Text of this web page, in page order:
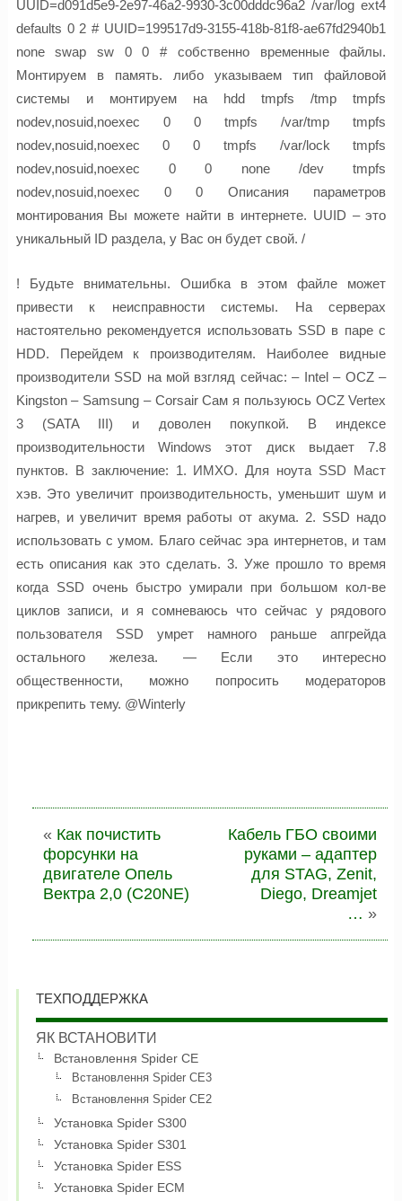
UUID=d091d5e9-2e97-46a2-9930-3c00dddc96a2 /var/log ext4
defaults 0 2 # UUID=199517d9-3155-418b-81f8-ae67fd2940b1
none swap sw 0 0 # собственно временные файлы.
Монтируем в память. либо указываем тип файловой
системы и монтируем на hdd tmpfs /tmp tmpfs
nodev,nosuid,noexec 0 0 tmpfs /var/tmp tmpfs
nodev,nosuid,noexec 0 0 tmpfs /var/lock tmpfs
nodev,nosuid,noexec 0 0 none /dev tmpfs
nodev,nosuid,noexec 0 0 Описания параметров
монтирования Вы можете найти в интернете. UUID – это
уникальный ID раздела, у Вас он будет свой. /
! Будьте внимательны. Ошибка в этом файле может
привести к неисправности системы. На серверах
настоятельно рекомендуется использовать SSD в паре с
HDD. Перейдем к производителям. Наиболее видные
производители SSD на мой взгляд сейчас: – Intel – OCZ –
Kingston – Samsung – Corsair Сам я пользуюсь OCZ Vertex
3 (SATA III) и доволен покупкой. В индексе
производительности Windows этот диск выдает 7.8
пунктов. В заключение: 1. ИМХО. Для ноута SSD Маст
хэв. Это увеличит производительность, уменьшит шум и
нагрев, и увеличит время работы от акума. 2. SSD надо
использовать с умом. Благо сейчас эра интернетов, и там
есть описания как это сделать. 3. Уже прошло то время
когда SSD очень быстро умирали при большом кол-ве
циклов записи, и я сомневаюсь что сейчас у рядового
пользователя SSD умрет намного раньше апгрейда
остального железа. — Если это интересно
общественности, можно попросить модераторов
прикрепить тему. @Winterly
« Как почистить
форсунки на
двигателе Опель
Вектра 2,0 (С20NE)
Кабель ГБО своими
руками – адаптер
для STAG, Zenit,
Diego, Dreamjet
… »
ТЕХПОДДЕРЖКА
ЯК ВСТАНОВИТИ
Встановлення Spider CE
Встановлення Spider CE3
Встановлення Spider CE2
Установка Spider S300
Установка Spider S301
Установка Spider ESS
Установка Spider ECM